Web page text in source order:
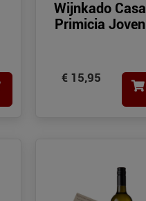
Wijnkado Casa
Primicia Joven
€ 15,95